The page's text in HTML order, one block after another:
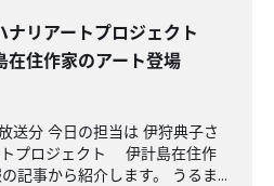
ナリアートプロジェクト
在住作家のアート登場
分 今日の担当は 伊狩典子さ
トプロジェクト 伊計島在住作
記事から紹介します。 うるま...